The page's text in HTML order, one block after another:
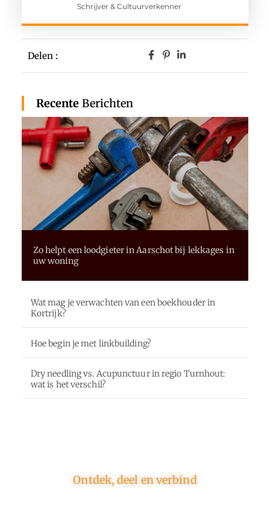
Schrijver & Cultuurverkenner
Delen :
Recente Berichten
Zo helpt een loodgieter in Aarschot bij lekkages in
uw woning
Wat mag je verwachten van een boekhouder in
Kortrijk?
Hoe begin je met linkbuilding?
Dry needling vs. Acupunctuur in regio Turnhout:
wat is het verschil?
Ontdek, deel en verbind